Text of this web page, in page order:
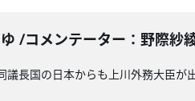
/コメンテーター：野際紗
長国の日本からも上川外務大臣が